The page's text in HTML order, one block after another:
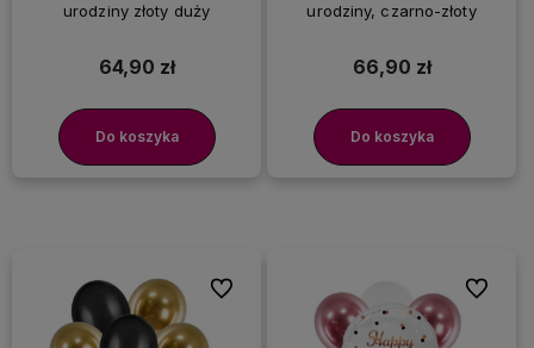
urodziny złoty duży
64,90 zł
Do koszyka
urodziny, czarno-złoty
66,90 zł
Do koszyka
Do ulubionych Do